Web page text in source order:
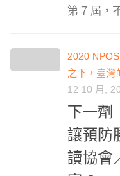
第 7 屆，
2020
之下，臺灣
12 10 月,
下一劑
讓預防
讀協會